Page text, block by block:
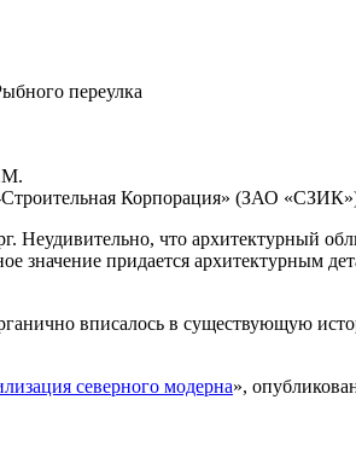
переулка
Корпорация» (ЗАО
Неудивительно, что архитектурный
придается архитектурным
вписалось в существующую
северного модерна»,